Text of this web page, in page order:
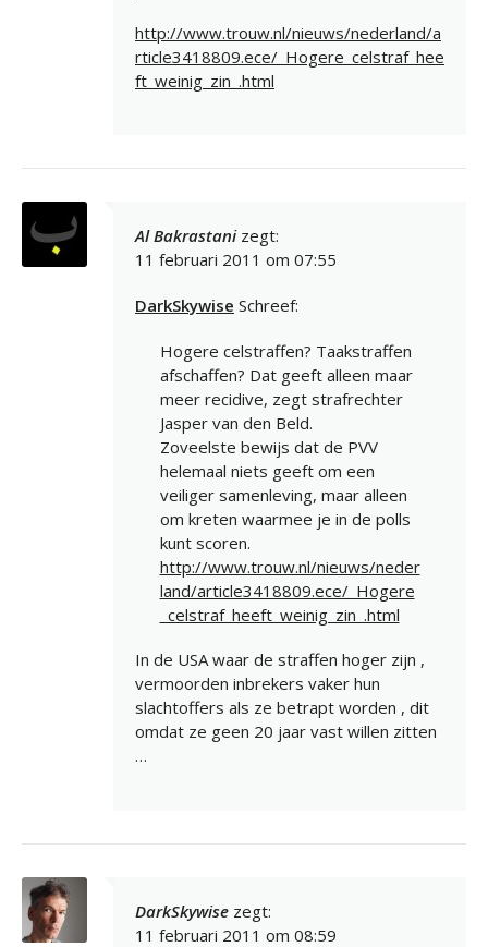
http://www.trouw.nl/nieuws/nederland/a
rticle3418809.ece/_Hogere_celstraf_hee
ft_weinig_zin_.html
Al Bakrastani zegt:
11 februari 2011 om 07:55
DarkSkywise Schreef:
Hogere celstraffen? Taakstraffen
afschaffen? Dat geeft alleen maar
meer recidive, zegt strafrechter
Jasper van den Beld.
Zoveelste bewijs dat de PVV
helemaal niets geeft om een
veiliger samenleving, maar alleen
om kreten waarmee je in de polls
kunt scoren.
http://www.trouw.nl/nieuws/neder
land/article3418809.ece/_Hogere
_celstraf_heeft_weinig_zin_.html
In de USA waar de straffen hoger zijn ,
vermoorden inbrekers vaker hun
slachtoffers als ze betrapt worden , dit
omdat ze geen 20 jaar vast willen zitten
…
DarkSkywise zegt:
11 februari 2011 om 08:59